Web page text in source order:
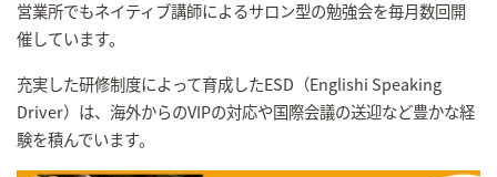
営業所でもネイティブ講師によるサロン型の勉強会を毎月数回開
催しています。
充実した研修制度によって育成したESD（Englishi Speaking
Driver）は、海外からのVIPの対応や国際会議の送迎など豊かな経
験を積んでいます。